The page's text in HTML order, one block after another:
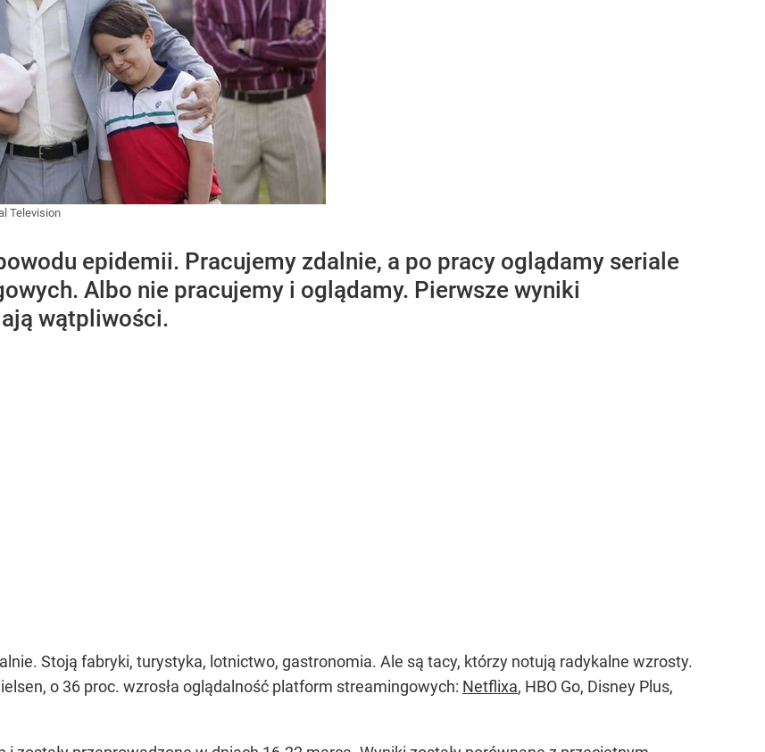
Television
epidemii. Pracujemy zdalnie, a po pracy oglądamy seriale
Albo nie pracujemy i oglądamy. Pierwsze wyniki
wątpliwości.
Stoją fabryki, turystyka, lotnictwo, gastronomia. Ale są tacy, którzy notują radykalne wzrosty.
o 36 proc. wzrosła oglądalność platform streamingowych: Netflixa, HBO Go, Disney Plus,